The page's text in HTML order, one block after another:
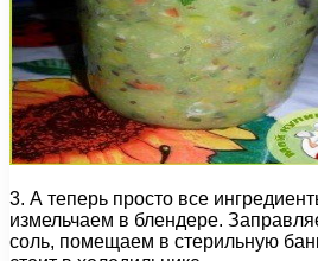
3. А теперь просто все
измельчаем в блендере.
соль, помещаем в стерильную